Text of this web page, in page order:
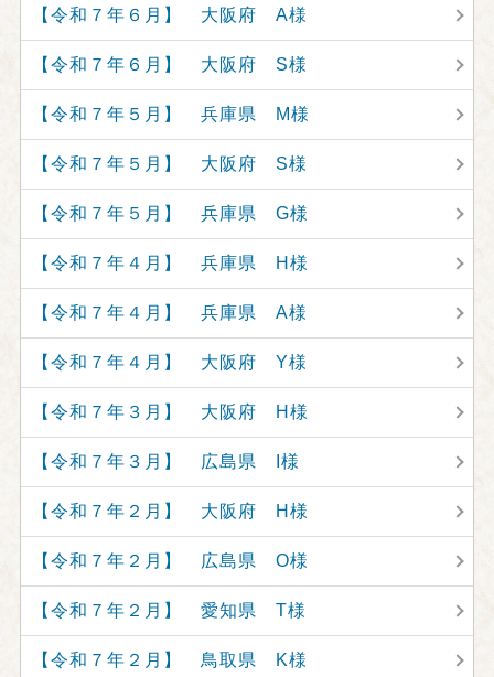
【令和７年６月】 大阪府 A様
【令和７年６月】 大阪府 S様
【令和７年５月】 兵庫県 M様
【令和７年５月】 大阪府 S様
【令和７年５月】 兵庫県 G様
【令和７年４月】 兵庫県 H様
【令和７年４月】 兵庫県 A様
【令和７年４月】 大阪府 Y様
【令和７年３月】 大阪府 H様
【令和７年３月】 広島県 I様
【令和７年２月】 大阪府 H様
【令和７年２月】 広島県 O様
【令和７年２月】 愛知県 T様
【令和７年２月】 鳥取県 K様